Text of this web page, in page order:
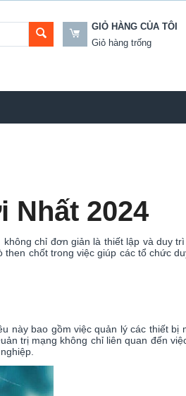
GIỎ HÀNG CỦA TÔI
Giỏ hàng trống
Nhất 2024
chỉ đơn giản là thiết lập và duy
then chốt trong việc giúp các tổ chức
này bao gồm việc quản lý các thiết bị
trị mạng không chỉ liên quan đến